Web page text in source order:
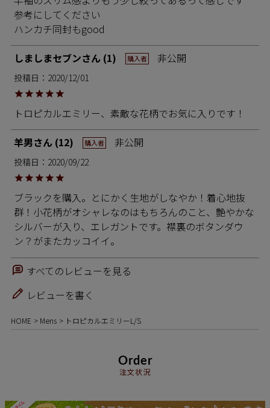
参考にしてください
しましまセブン 1 購入者 非公開
投稿日 2020/12/01
トロピカルエミリー、素敵な花柄でお気に入りです！
羊男 12 購入者 非公開
投稿日 2020/09/22
ブラックを購入。とにかく生地がしなやか！着心地抜
群！小花柄がオシャレなのはもちろんのこと、艶やかな
シルバーが入り、エレガントです。襟裏のボタンダウ
ン？がまたカッコイイ。
すべてのレビューを見る
レビューを書く
HOME Mens トロピカルエミリーL/S
Order
注文状況